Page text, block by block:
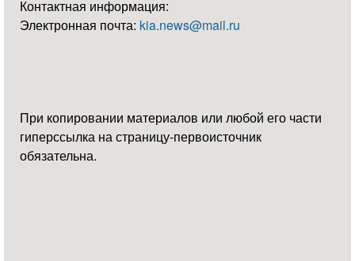
Контактная информация:
Электронная почта: kia.news@mail.ru
При копировании материалов или любой его части
гиперссылка на страницу-первоисточник
обязательна.